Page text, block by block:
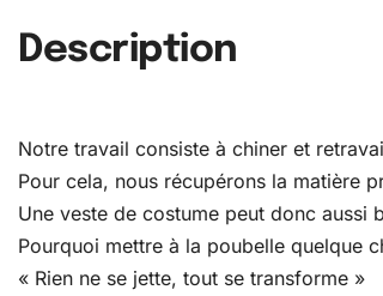
Description
Notre travail consiste à chiner et
Pour cela, nous récupérons la matière
Une veste de costume peut donc aussi
Pourquoi mettre à la poubelle quelque
« Rien ne se jette, tout se transforme »